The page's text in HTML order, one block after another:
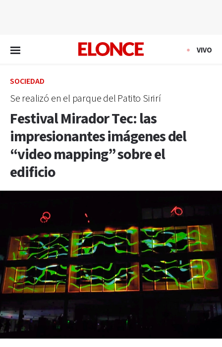
VIVO
SOCIEDAD
Se realizó en el parque del Patito Sirirí
Festival Mirador Tec: las
impresionantes imágenes del
“video mapping” sobre el
edificio